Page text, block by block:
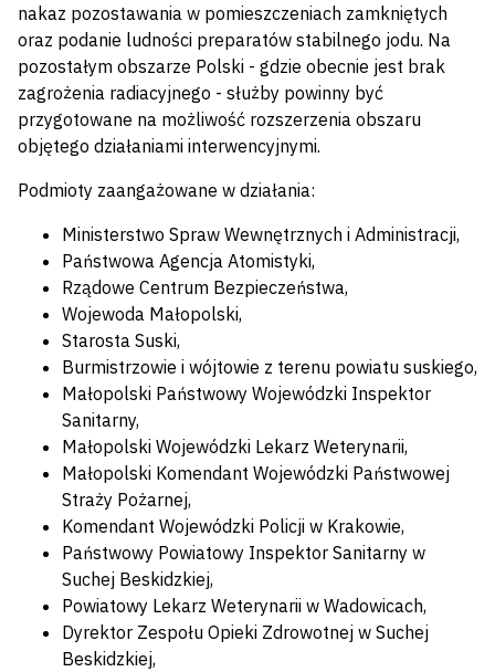
nakaz pozostawania w pomieszczeniach zamkniętych
oraz podanie ludności preparatów stabilnego jodu. Na
pozostałym obszarze Polski - gdzie obecnie jest brak
zagrożenia radiacyjnego - służby powinny być
przygotowane na możliwość rozszerzenia obszaru
objętego działaniami interwencyjnymi.
Podmioty zaangażowane w działania:
Ministerstwo Spraw Wewnętrznych i Administracji,
Państwowa Agencja Atomistyki,
Rządowe Centrum Bezpieczeństwa,
Wojewoda Małopolski,
Starosta Suski,
Burmistrzowie i wójtowie z terenu powiatu suskiego,
Małopolski Państwowy Wojewódzki Inspektor
Sanitarny,
Małopolski Wojewódzki Lekarz Weterynarii,
Małopolski Komendant Wojewódzki Państwowej
Straży Pożarnej,
Komendant Wojewódzki Policji w Krakowie,
Państwowy Powiatowy Inspektor Sanitarny w
Suchej Beskidzkiej,
Powiatowy Lekarz Weterynarii w Wadowicach,
Dyrektor Zespołu Opieki Zdrowotnej w Suchej
Beskidzkiej,